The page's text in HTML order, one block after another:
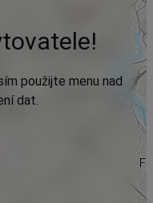
použijte menu nad
dat.